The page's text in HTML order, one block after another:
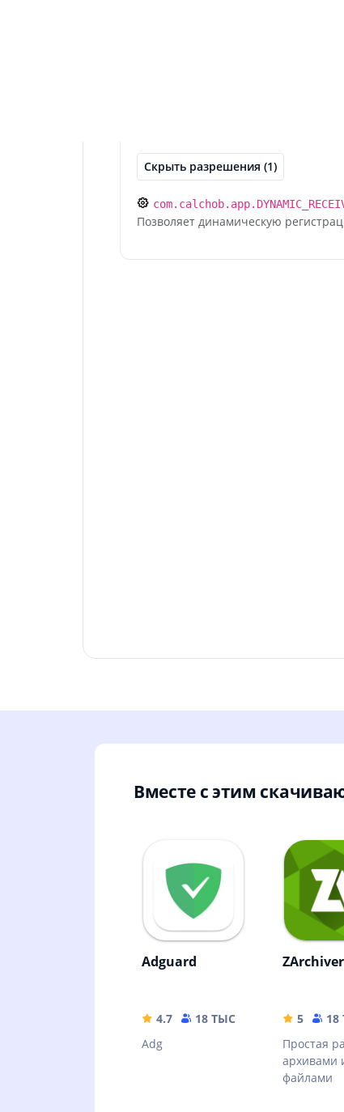
Скрыть разрешения (1)
Позволяет динамическую
Вместе с этим
Adguard
4.7 18 ТЫС
35.63 MB
Adg
ZArchiver
5 18
Простая
архивами
файлами